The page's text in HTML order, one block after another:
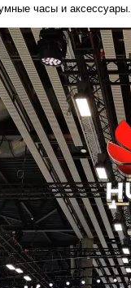
часы и аксессуары.